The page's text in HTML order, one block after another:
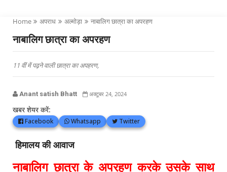
Home अपराध अल्मोड़ा नाबालिग छात्रा का अपरहण
नाबालिग छात्रा का अपरहण
11 वीं में पढ़ने वाली छात्रा का अपहरण,
Anant satish Bhatt अक्टूबर 24, 2024
खबर शेयर करें:
Facebook Whatsapp Twitter
हिमालय की आवाज
नाबालिग छात्रा के अपरहण करके उसके साथ